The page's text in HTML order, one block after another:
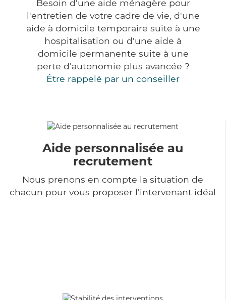
Besoin d'une aide ménagère pour
l'entretien de votre cadre de vie, d'une
aide à domicile temporaire suite à une
hospitalisation ou d'une aide à
domicile permanente suite à une
perte d'autonomie plus avancée ?
Être rappelé par un conseiller
Aide personnalisée au
recrutement
Nous prenons en compte la situation de
chacun pour vous proposer l'intervenant idéal